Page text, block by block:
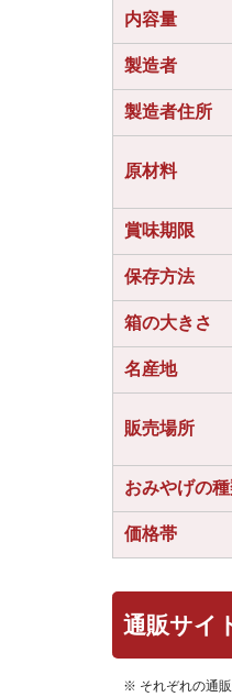
内容量
製造者
製造者住所
原材料
賞味期限
保存方法
箱の大きさ
名産地
販売場所
おみやげの
価格帯
通販サイ
※ それぞれの通販